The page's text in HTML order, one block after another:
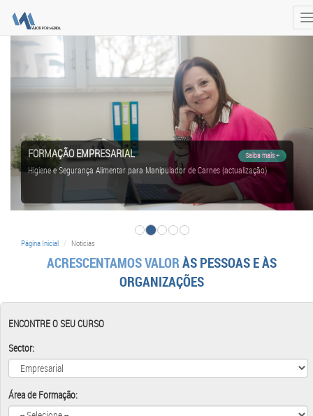
FORMAÇÃO EMPRESARIAL
Higiene e Segurança Alimentar para Manipulador de Carnes (actualização)
Saiba mais +
Página Inicial Noticias
ACRESCENTAMOS VALORÀS PESSOAS E ÀS
ORGANIZAÇÕES
ENCONTRE O SEU CURSO
Sector:
Área de Formação: